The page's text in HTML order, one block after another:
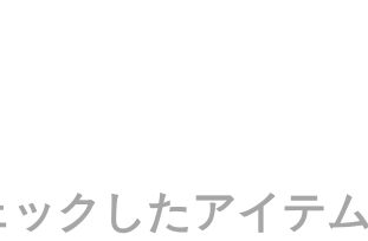
ックしたアイテ